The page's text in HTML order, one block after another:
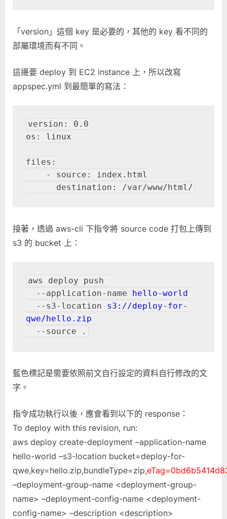
「version」這個 key 是必要的，其他的 key 看不同的
部屬環境而有不同。
這邊要 deploy 到 EC2 instance 上，所以改寫
appspec.yml 到最簡單的寫法：
version: 0.0
os: linux
files:
      destination: /var/www/html/
接著，透過 aws-cli 下指令將 source code 打包上傳到
s3 的 bucket 上：
aws deploy push
  --application-name
hello-world
  --s3-location
s3://deploy-for-
qwe/hello.zip
  --source .
藍色標記是需要依照前文自行設定的資料自行修改的文
字。
指令成功執行以後，應會看到以下的 response：
To deploy with this revision, run:
aws deploy create-deployment –application-name
hello-world –s3-location bucket=deploy-for-
qwe,key=hello.zip,bundleType=zip,
–deployment-group-name <deployment-group-
name> –deployment-config-name <deployment-
config-name> –description <description>